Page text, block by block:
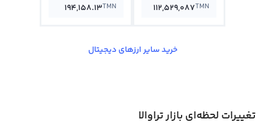
112,529,087TMN
194,158.13TMN
خرید سایر ارزهای دیجیتال
تغییرات لحظه‌ای بازار تراوالا